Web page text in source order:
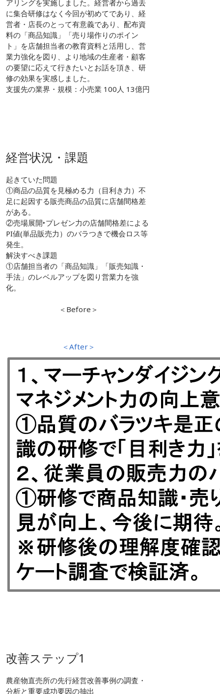
アリングを実施しました。経営者から過去
に集合研修はなく今回が初めてであり、経
営者・店長のとって有意義であり、配布資
料の「商品知識」「売り場作りのポイン
ト」を店舗担当者の教育資料と活用し、営
業力強化を図り、より地域の生産者・顧客
の要望に応えて行きたいとお話を頂き、研
修の効果を実感しました。
支援先の業界・規模：小売業 100人 13億円
経営状況・課題
起きていた問題
①商品の品質を見極める力（目利き力）不
足に起因する販売商品の品質に店舗間格差
がある。
②売場展開‣プレゼン力の店舗間格差による
PI値(単品販売力）のバラつきで機会ロス等
発生。
解決すべき課題
①店舗担当者の「商品知識」「販売知識・
手法」のレベルアップを図り営業力を強
化。
＜Before＞
＜After＞
改善ステップ1
農産物直売所の先行経営改善事例の調査・
分析と重要成功要因の抽出